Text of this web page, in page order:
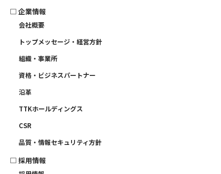
□ 企業情報
会社概要
トップメッセージ・経営方針
組織・事業所
資格・ビジネスパートナー
沿革
TTKホールディングス
CSR
品質・情報セキュリティ方針
□ 採用情報